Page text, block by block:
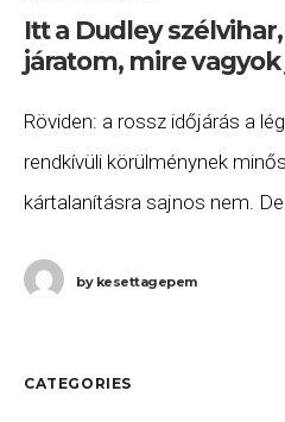
Itt a Dudley
járatom, mire
Röviden: a rossz időjárás a
rendkívüli körülménynek
kártalanításra sajnos nem.
annak indulásáig. Ha ezeket
bykesettagepem
CATEGORIES